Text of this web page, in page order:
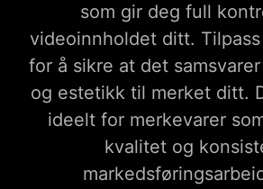
som gir deg full
videoinnholdet ditt.
for å sikre at det
og estetikk til merket ditt.
ideelt for merkevarer
kvalitet og